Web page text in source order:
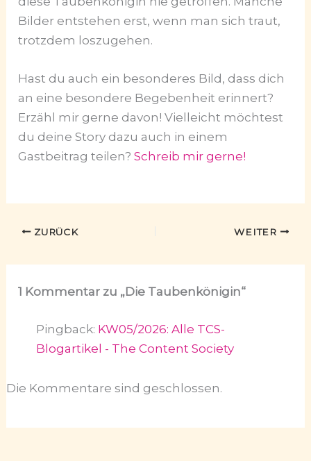
Bilder entstehen erst, wenn man sich traut,
trotzdem loszugehen.
Hast du auch ein besonderes Bild, dass dich
an eine besondere Begebenheit erinnert?
Erzähl mir gerne davon! Vielleicht möchtest
du deine Story dazu auch in einem
Gastbeitrag teilen?Schreib mir gerne!
ZURÜCK WEITER
1 Kommentar zu „Die Taubenkönigin“
Pingback: KW05/2026: Alle TCS-
Blogartikel - The Content Society
Die Kommentare sind geschlossen.